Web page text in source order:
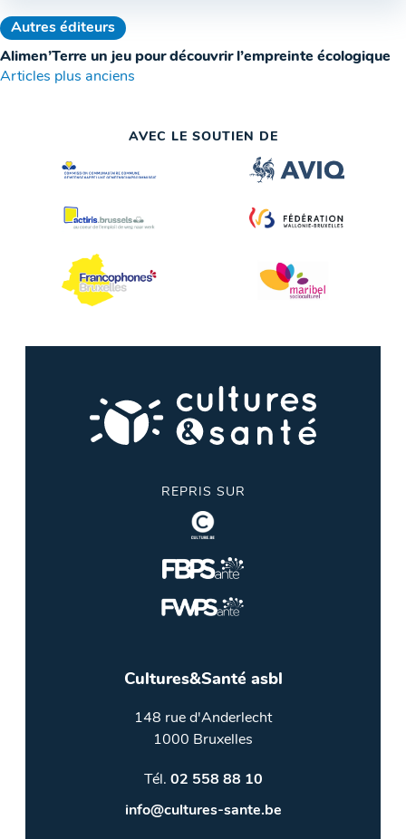
Autres éditeurs
Alimen’Terre un jeu pour découvrir l’empreinte écologique
Navigation
articles
Articles plus anciens
AVEC LE SOUTIEN DE
REPRIS SUR
Cultures&Santé asbl
148 rue d'Anderlecht
1000 Bruxelles
Tél. 02 558 88 10
info@cultures-sante.be